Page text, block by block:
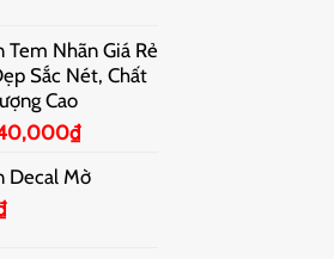
Tem Nhãn Giá Rẻ
Sắc Nét, Chất
Cao
₫
Decal Mờ